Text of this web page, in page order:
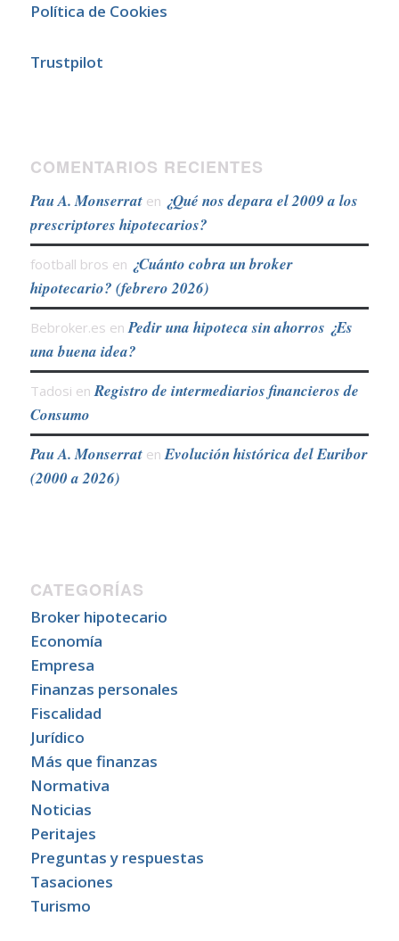
Política de Cookies
Trustpilot
COMENTARIOS RECIENTES
Pau A. Monserraten ¿Qué nos depara el 2009 a los
prescriptores hipotecarios?
football bros en ¿Cuánto cobra un broker
hipotecario? (febrero 2026)
Bebroker.es en Pedir una hipoteca sin ahorros ¿Es
una buena idea?
Tadosi en Registro de intermediarios financieros de
Consumo
Pau A. Monserraten Evolución histórica del Euribor
(2000 a 2026)
CATEGORÍAS
Broker hipotecario
Economía
Empresa
Finanzas personales
Fiscalidad
Jurídico
Más que finanzas
Normativa
Noticias
Peritajes
Preguntas y respuestas
Tasaciones
Turismo